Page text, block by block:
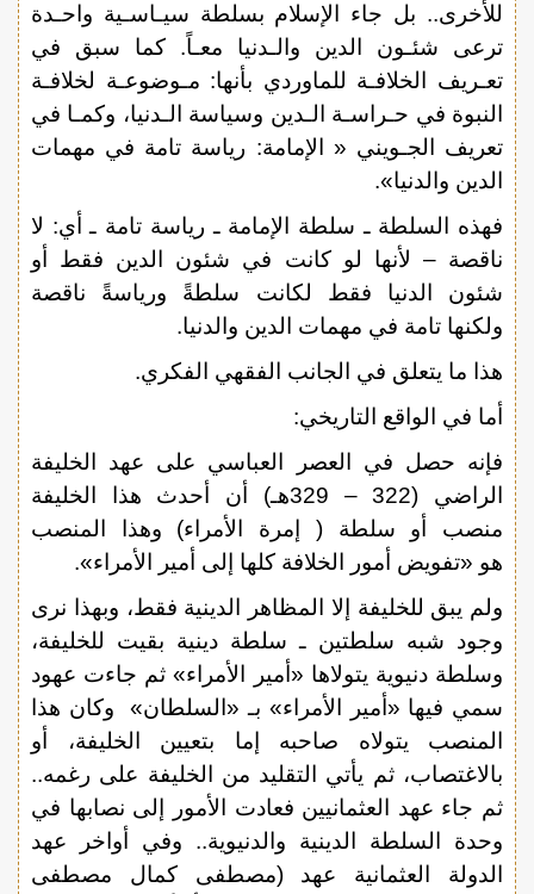
للأخرى.. بل جاء الإسلام بسلطة سيـاسـية واحـدة
ترعى شئـون الدين والـدنيا معـاً. كما سبق في
تعـريف الخلافـة للماوردي بأنها: مـوضوعـة لخلافـة
النبوة في حـراسـة الـدين وسياسة الـدنيا، وكمـا في
تعريف الجـويني « الإمامة: رياسة تامة في مهمات
الدين والدنيا».
فهذه السلطة ـ سلطة الإمامة ـ رياسة تامة ـ أي: لا
ناقصة – لأنها لو كانت في شئون الدين فقط أو
شئون الدنيا فقط لكانت سلطةً ورياسةً ناقصة
ولكنها تامة في مهمات الدين والدنيا.
هذا ما يتعلق في الجانب الفقهي الفكري.
أما في الواقع التاريخي:
فإنه حصل في العصر العباسي على عهد الخليفة
الراضي (322 – 329هـ) أن أحدث هذا الخليفة
منصب أو سلطة ( إمرة الأمراء) وهذا المنصب
هو «تفويض أمور الخلافة كلها إلى أمير الأمراء».
ولم يبق للخليفة إلا المظاهر الدينية فقط، وبهذا نرى
وجود شبه سلطتين ـ سلطة دينية بقيت للخليفة،
وسلطة دنيوية يتولاها «أمير الأمراء» ثم جاءت عهود
سمي فيها «أمير الأمراء» بـ «السلطان» وكان هذا
المنصب يتولاه صاحبه إما بتعيين الخليفة، أو
بالاغتصاب، ثم يأتي التقليد من الخليفة على رغمه..
ثم جاء عهد العثمانيين فعادت الأمور إلى نصابها في
وحدة السلطة الدينية والدنيوية.. وفي أواخر عهد
الدولة العثمانية عهد (مصطفى كمال مصطفى